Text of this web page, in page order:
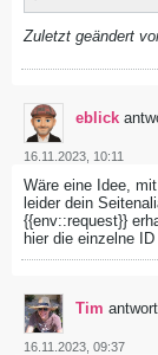
Zuletzt geändert
eblick
16.11.2023, 10:11
Wäre eine Idee,
leider dein
{{env::request}}
hier die einzelne ID
Tim
16.11.2023, 09:37